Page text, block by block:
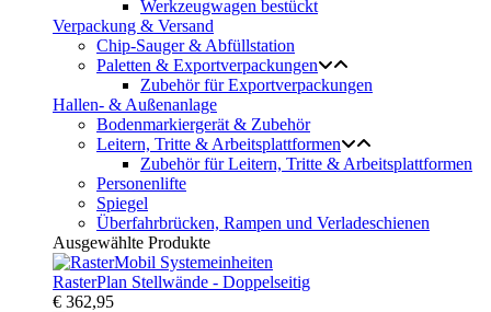
Werkzeugwagen bestückt
Verpackung & Versand
Chip-Sauger & Abfüllstation
Paletten & Exportverpackungen
Zubehör für Exportverpackungen
Hallen- & Außenanlage
Bodenmarkiergerät & Zubehör
Leitern, Tritte & Arbeitsplattformen
Zubehör für Leitern, Tritte & Arbeitsplattformen
Personenlifte
Spiegel
Überfahrbrücken, Rampen und Verladeschienen
Ausgewählte Produkte
RasterPlan Stellwände - Doppelseitig
€ 362,95